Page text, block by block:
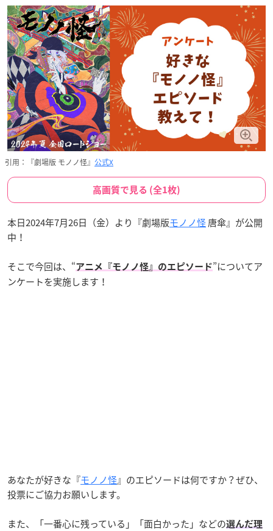
引用：『劇場版 モノノ怪』 公式X
高画質で見る (全1枚)
本日2024年7月26日（金）より『劇場版モノノ怪唐傘』が公開
中！
そこで今回は、“アニメ『モノノ怪』のエピソード”についてア
ンケートを実施します！
あなたが好きな『モノノ怪』のエピソードは何ですか？ぜひ、
投票にご協力お願いします。
また、「一番心に残っている」「面白かった」などの選んだ理